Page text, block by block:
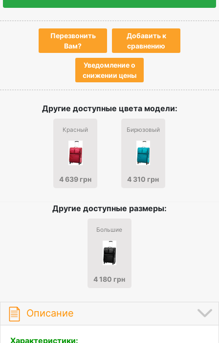
Перезвонить
Вам?
Добавить к
сравнению
Уведомление о
снижении цены
Другие доступные цвета модели:
Красный
4 639 грн
Бирюзовый
4 310 грн
Другие доступные размеры:
Большие
4 180 грн
Описание
Характеристики: